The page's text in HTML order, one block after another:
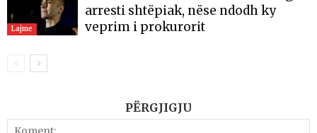
Lajme
arresti shtëpiak, nëse ndodh ky
veprim i prokurorit
PËRGJIGJU